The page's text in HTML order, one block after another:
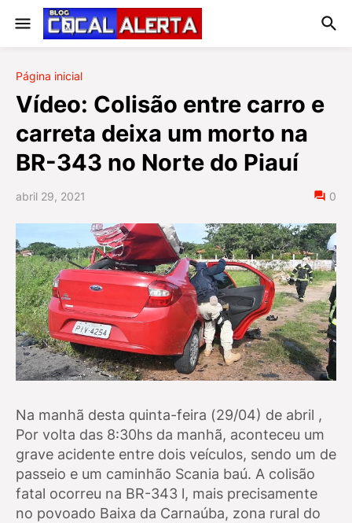
Página inicial
Vídeo: Colisão entre carro e
carreta deixa um morto na
BR-343 no Norte do Piauí
abril 29, 2021 0
Na manhã desta quinta-feira (29/04) de abril ,
Por volta das 8:30hs da manhã, aconteceu um
grave acidente entre dois veículos, sendo um de
passeio e um caminhão Scania baú. A colisão
fatal ocorreu na BR-343 l, mais precisamente
no povoado Baixa da Carnaúba, zona rural do